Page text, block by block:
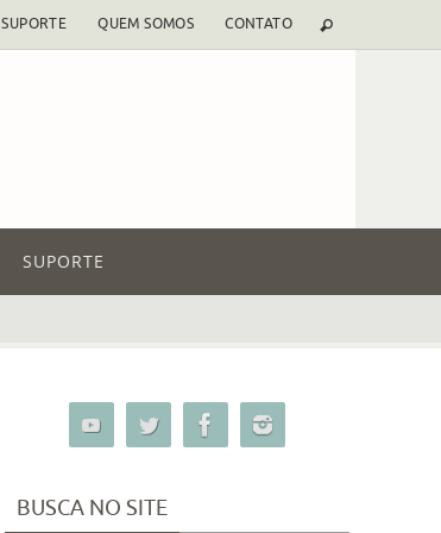
SUPORTE QUEM SOMOS CONTATO
SUPORTE
BUSCA NO SITE